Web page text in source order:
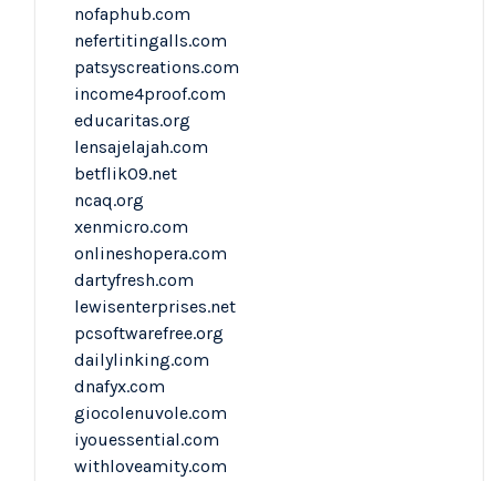
nofaphub.com
nefertitingalls.com
patsyscreations.com
income4proof.com
educaritas.org
lensajelajah.com
betflik09.net
ncaq.org
xenmicro.com
onlineshopera.com
dartyfresh.com
lewisenterprises.net
pcsoftwarefree.org
dailylinking.com
dnafyx.com
giocolenuvole.com
iyouessential.com
withloveamity.com